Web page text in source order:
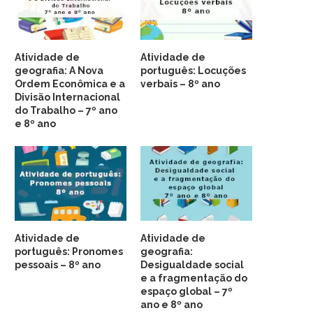
Atividade de
geografia: A Nova
Ordem Econômica e a
Divisão Internacional
do Trabalho – 7º ano
e 8º ano
Atividade de
português: Locuções
verbais – 8º ano
Atividade de
português: Pronomes
pessoais – 8º ano
Atividade de
geografia:
Desigualdade social
e a fragmentação do
espaço global – 7º
ano e 8º ano